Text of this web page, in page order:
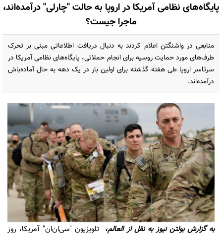
پایگاه‌های نظامی آمریکا در اروپا به حالت "چارلی" درآمده‌اند،
ماجرا جیست؟
منابعی در واشنگتن اعلام کردند به دنبال دریافت اطلاعاتی مبنی بر تحرک
طرف‌های مورد حمایت روسیه برای انجام حملاتی، پایگاه‌های نظامی آمریکا در
سرتاسر اروپا طی هفته گذشته برای اولین بار در یک دهه به حال آماده‌باش
درآمده‌اند.
به گزارشبولتن نیوزبه نقل از العالم، تلویزیون "سی‌ان‌ان" آمریکا، روز